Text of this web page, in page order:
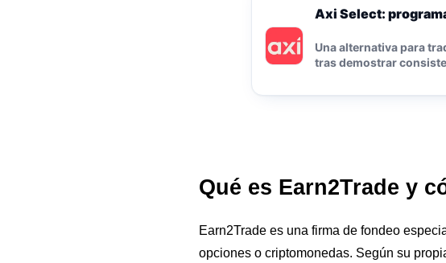
Axi Select:
Una alternativa para
tras demostrar
Qué es Earn2Trade y
Earn2Trade es una firma de fondeo
opciones o criptomonedas. Según su